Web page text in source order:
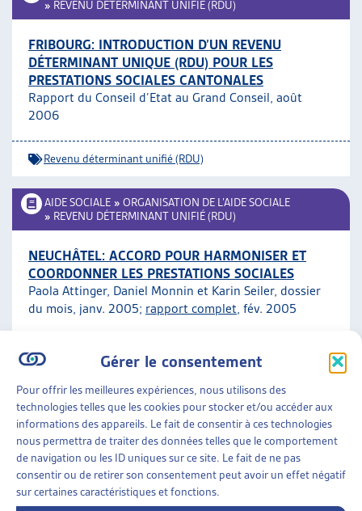
Gérer le consentement
Pour offrir les meilleures expériences, nous utilisons des
technologies telles que les cookies pour stocker et/ou accéder aux
informations des appareils. Le fait de consentir à ces technologies
nous permettra de traiter des données telles que le comportement
de navigation ou les ID uniques sur ce site. Le fait de ne pas
consentir ou de retirer son consentement peut avoir un effet négatif
sur certaines caractéristiques et fonctions.
» REVENU DÉTERMINANT UNIFIÉ (RDU)
FRIBOURG: INTRODUCTION D’UN REVENU
DÉTERMINANT UNIQUE (RDU) POUR LES
PRESTATIONS SOCIALES CANTONALES
Rapport du Conseil d’Etat au Grand Conseil, août
2006
Revenu déterminant unifié (RDU)
AIDE SOCIALE » ORGANISATION DE L’AIDE SOCIALE
» REVENU DÉTERMINANT UNIFIÉ (RDU)
NEUCHÂTEL: ACCORD POUR HARMONISER ET
COORDONNER LES PRESTATIONS SOCIALES
Paola Attinger, Daniel Monnin et Karin Seiler, dossier
du mois, janv. 2005; rapport complet, fév. 2005
Revenu déterminant unifié (RDU)
AIDE SOCIALE»ORGANISATION DE L’AIDE SOCIALE
»REVENU DÉTERMINANT UNIFIÉ (RDU)
LE PROJET « INTERVENTO SOCIALE »: COMMENT
LE TESSIN A RÉFORMÉ SON SYSTÈME DE
PRESTATIONS SOCIALES
Sabina Beffa, dossier du mois, août 2003